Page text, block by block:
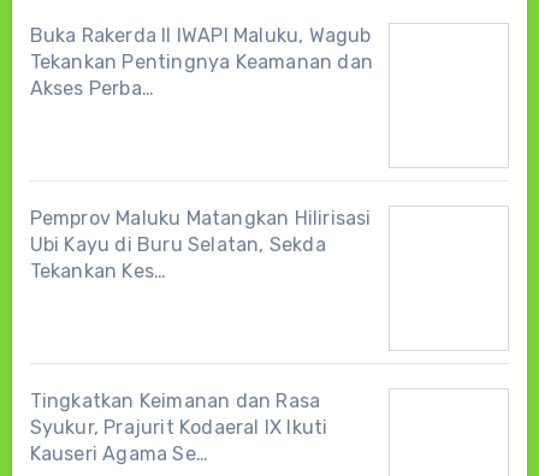
Buka Rakerda II IWAPI Maluku, Wagub
Tekankan Pentingnya Keamanan dan
Akses Perba…
Pemprov Maluku Matangkan Hilirisasi
Ubi Kayu di Buru Selatan, Sekda
Tekankan Kes…
Tingkatkan Keimanan dan Rasa
Syukur, Prajurit Kodaeral IX Ikuti
Kauseri Agama Se…